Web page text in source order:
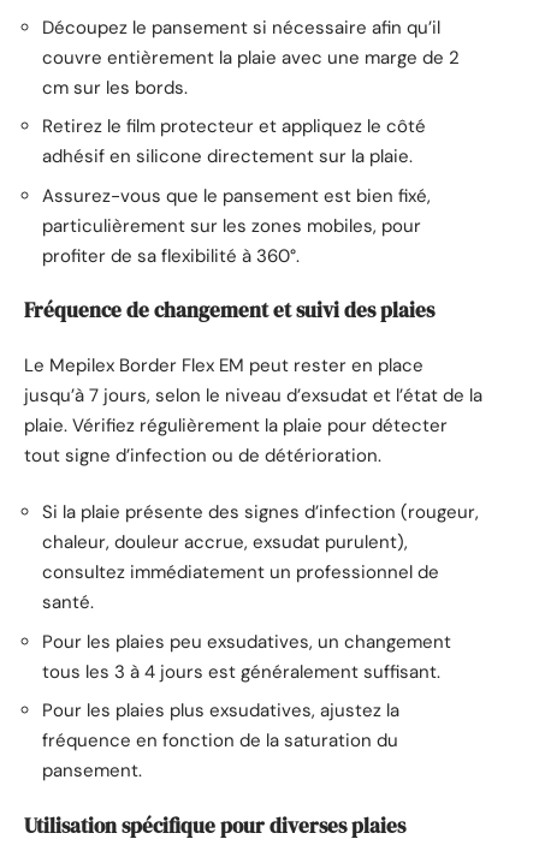
Découpez le pansement si nécessaire afin qu’il
couvre entièrement la plaie avec une marge de 2
cm sur les bords.
Retirez le film protecteur et appliquez le côté
adhésif en silicone directement sur la plaie.
Assurez-vous que le pansement est bien fixé,
particulièrement sur les zones mobiles, pour
profiter de sa flexibilité à 360°.
Fréquence de changement et suivi des plaies
Le Mepilex Border Flex EM peut rester en place
jusqu’à 7 jours, selon le niveau d’exsudat et l’état de la
plaie. Vérifiez régulièrement la plaie pour détecter
tout signe d’infection ou de détérioration.
Si la plaie présente des signes d’infection (rougeur,
chaleur, douleur accrue, exsudat purulent),
consultez immédiatement un professionnel de
santé.
Pour les plaies peu exsudatives, un changement
tous les 3 à 4 jours est généralement suffisant.
Pour les plaies plus exsudatives, ajustez la
fréquence en fonction de la saturation du
pansement.
Utilisation spécifique pour diverses plaies